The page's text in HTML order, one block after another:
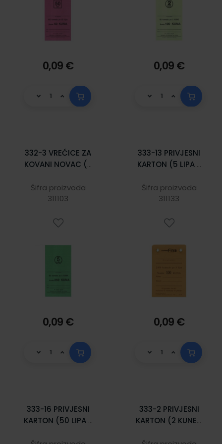
0,09 € 0,09 €
332-3 VREĆICE ZA
KOVANI NOVAC (5
11,5 x 19,5 x 1,5 cm
Šifra proizvoda
311103
0,09 €
333-13 PRIVJESNI
KARTON (5 LIPA -
10 cm
Šifra proizvoda
311133
0,09 €
333-16 PRIVJESNI
KARTON (50 LIPA -
333-2 PRIVJESNI
KARTON (2 KUNE);